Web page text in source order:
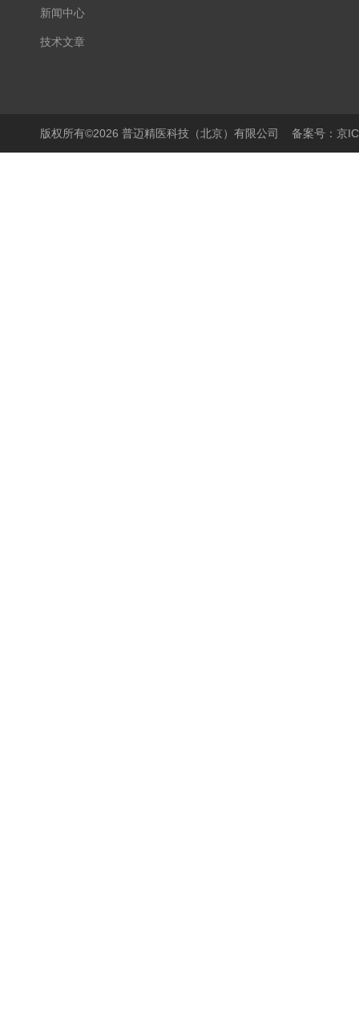
新闻中心
技术文章
版权所有©2026 普迈精医科技（北京）有限公司 备案号：京